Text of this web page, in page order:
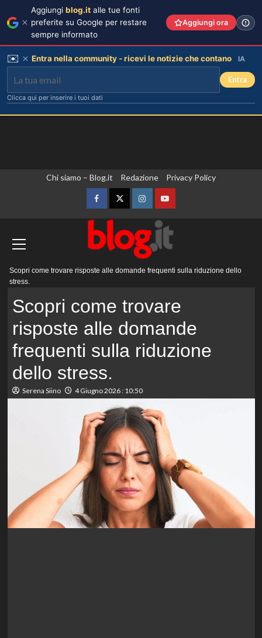
Chi siamo – Blog.it Redazione Privacy Policy
FacebookTwitterInstagramYouTube
principale
Scopri come trovare risposte alle domande frequenti sulla riduzione dello
stress.
Scopri come trovare
risposte alle domande
frequenti sulla riduzione
dello stress.
Serena Siino 4 Giugno 2026 : 10:50
Aggiungi blog.it alle tue fonti
preferite su Google per restare
sempre informato
Aggiungi ora
✉️ Entra nella community - ricevi le notizie che contano IA
Entra
Clicca qui per inserire i tuoi dati